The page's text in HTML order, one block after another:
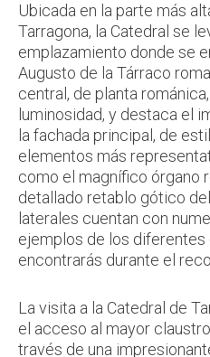
Ubicada en la parte más
Tarragona, la Catedral se
emplazamiento donde se
Augusto de la Tárraco
central, de planta
luminosidad, y destaca el
la fachada principal, de
elementos más
como el magnífico órgano
detallado retablo gótico
laterales cuentan con
ejemplos de los
encontrarás durante el
La visita a la Catedral de
el acceso al mayor
través de una